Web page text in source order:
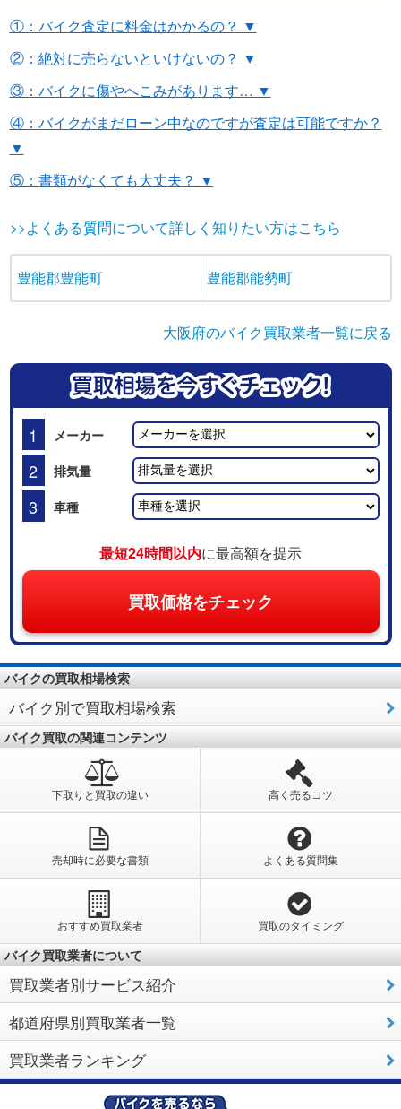
①：バイク査定に料金はかかるの？ ▼
②：絶対に売らないといけないの？ ▼
③：バイクに傷やへこみがあります… ▼
④：バイクがまだローン中なのですが査定は可能ですか？
▼
⑤：書類がなくても大丈夫？ ▼
>>よくある質問について詳しく知りたい方はこちら
豊能郡豊能町 豊能郡能勢町
大阪府のバイク買取業者一覧に戻る
1 メーカー
2 排気量
3 車種
最短24時間以内に最高額を提示
買取価格をチェック
バイクの買取相場検索
バイク別で買取相場検索
バイク買取の関連コンテンツ
下取りと買取の違い 高く売るコツ
売却時に必要な書類 よくある質問集
おすすめ買取業者 買取のタイミング
バイク買取業者について
買取業者別サービス紹介
都道府県別買取業者一覧
買取業者ランキング